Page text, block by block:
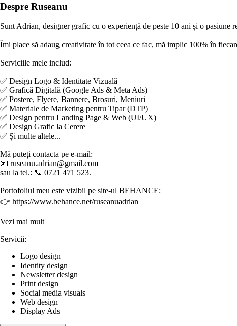
Despre Ruseanu
Sunt Adrian, designer grafic cu o experiență de peste 10 ani și o pasiune
Îmi place să adaug creativitate în tot ceea ce fac, mă implic 100% în
Serviciile mele includ:
✅ Design Logo & Identitate Vizuală
✅ Grafică Digitală (Google Ads & Meta Ads)
✅ Postere, Flyere, Bannere, Broșuri, Meniuri
✅ Materiale de Marketing pentru Tipar (DTP)
✅ Design pentru Landing Page & Web (UI/UX)
✅ Design Grafic la Cerere
✅ Și multe altele...
Mă puteți contacta pe e-mail:
📧 ruseanu.adrian@gmail.com
sau la tel.: 📞 0721 471 523.
Portofoliul meu este vizibil pe site-ul BEHANCE:
👉 https://www.behance.net/ruseanuadrian
Vezi mai mult
Servicii:
Logo design
Identity design
Newsletter design
Print design
Social media visuals
Web design
Display Ads